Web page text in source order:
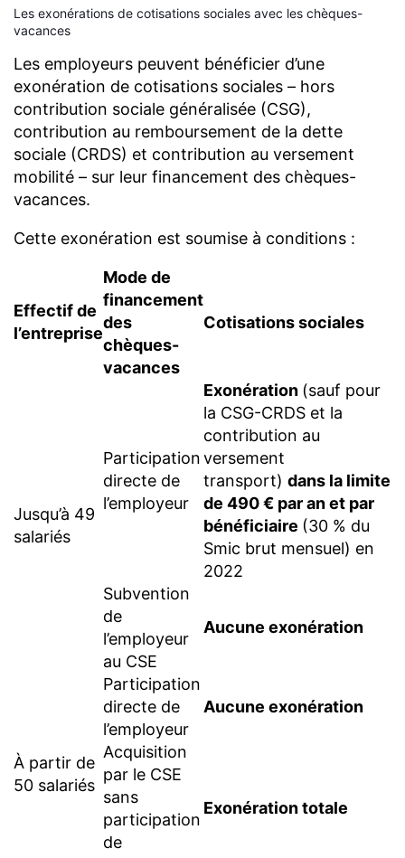
Les exonérations de cotisations sociales avec les chèques-
vacances
Les employeurs peuvent bénéficier d’une
exonération de cotisations sociales – hors
contribution sociale généralisée (CSG),
contribution au remboursement de la dette
sociale (CRDS) et contribution au versement
mobilité – sur leur financement des chèques-
vacances.
Cette exonération est soumise à conditions :
Effectif de
l’entreprise
Mode de
financement
des
chèques-
vacances
Cotisations sociales
Jusqu’à 49
salariés
Participation
directe de
l’employeur
Exonération (sauf pour
la CSG-CRDS et la
contribution au
versement
transport) dans la limite
de 490 € par an et par
bénéficiaire (30 % du
Smic brut mensuel) en
2022
Subvention
de
l’employeur
au CSE
Aucune exonération
À partir de
50 salariés
Participation
directe de
l’employeur
Aucune exonération
Acquisition
par le CSE
sans
participation
de
Exonération totale